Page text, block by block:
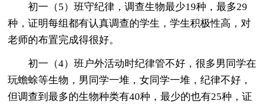
初一（5）班守纪律，调查生物最少19种，最多29
种，证明每组都有认真调查的学生，学生积极性高，对
老师的布置完成得很好。
初一（4）班户外活动时纪律管不好，很多男同学在
玩蟾蜍等生物，男同学一堆，女同学一堆，纪律不好，
但调查到最多的生物种类有40种，最少的也有25种，证